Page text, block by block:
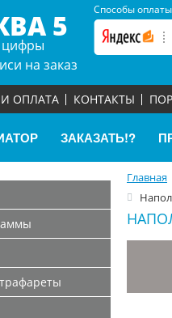
5
цифры
на заказ
Способы
ОПЛАТА КОНТАКТЫ
ЗАКАЗАТЬ!?
Главная